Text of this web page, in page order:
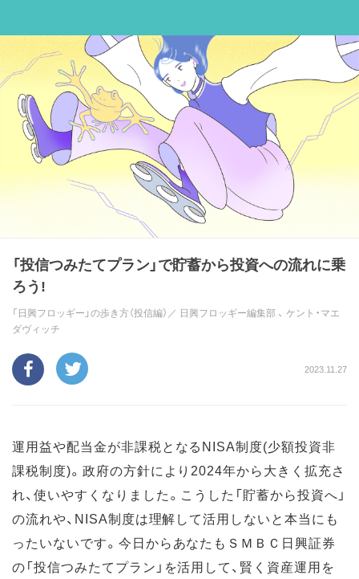
「投信つみたてプラン」で貯蓄から投資への流れに乗
ろう!
「日興フロッギー」の歩き方（投信編）／ 日興フロッギー編集部 、 ケント・マエ
ダヴィッチ
2023.11.27
運用益や配当金が非課税となるNISA制度(少額投資非
課税制度)。政府の方針により2024年から大きく拡充さ
れ、使いやすくなりました。こうした「貯蓄から投資へ」
の流れや、NISA制度は理解して活用しないと本当にも
ったいないです。今日からあなたもＳＭＢＣ日興証券
の「投信つみたてプラン」を活用して、賢く資産運用を